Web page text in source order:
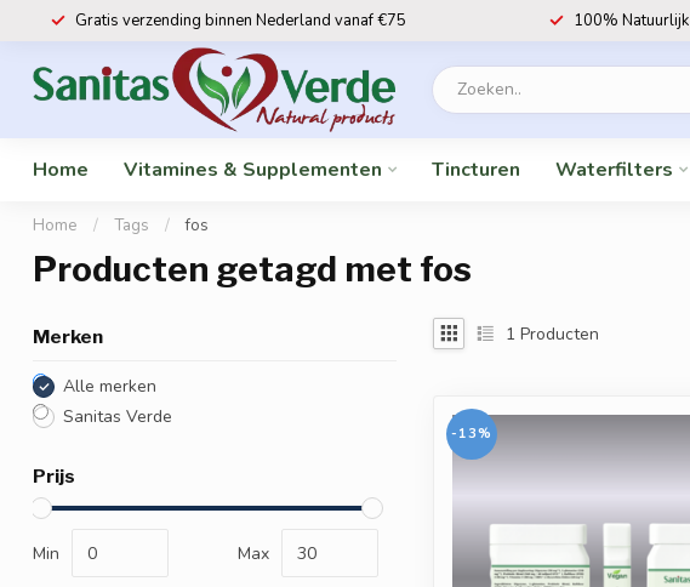
Gratis verzending binnen Nederland vanaf €75 100% Natuurlijk
Home Vitamines & Supplementen Tincturen Waterfilters
Home / Tags / fos
Producten getagd met fos
Merken
Alle merken
Sanitas Verde
Prijs
Min Max
1 Producten
-13%